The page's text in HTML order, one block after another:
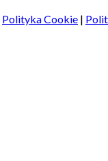
Polityka Cookie |